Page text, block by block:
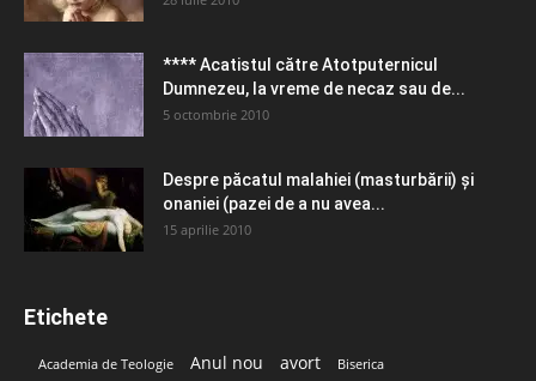
**** Acatistul către Atotputernicul
Dumnezeu, la vreme de necaz sau de...
5 octombrie 2010
Despre păcatul malahiei (masturbării) şi
onaniei (pazei de a nu avea...
15 aprilie 2010
Etichete
Academia de Teologie Anul nou avort Biserica